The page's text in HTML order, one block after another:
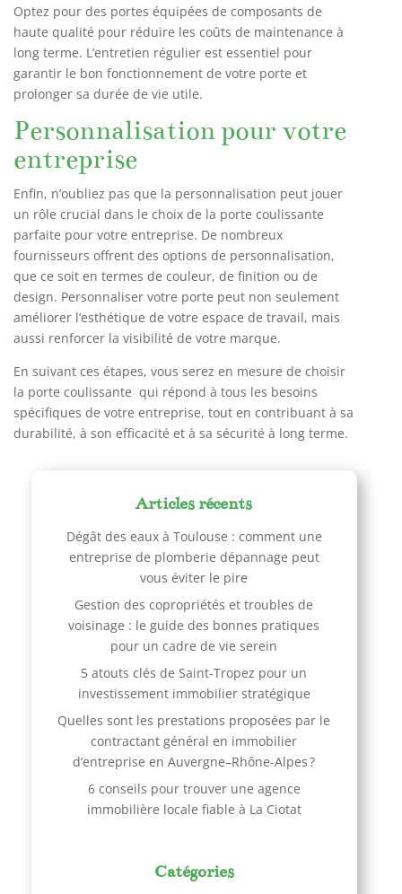
Optez pour des portes équipées de composants de
haute qualité pour réduire les coûts de maintenance à
long terme. L’entretien régulier est essentiel pour
garantir le bon fonctionnement de votre porte et
prolonger sa durée de vie utile.
Personnalisation pour votre
entreprise
Enfin, n’oubliez pas que la personnalisation peut jouer
un rôle crucial dans le choix de la porte coulissante
parfaite pour votre entreprise. De nombreux
fournisseurs offrent des options de personnalisation,
que ce soit en termes de couleur, de finition ou de
design. Personnaliser votre porte peut non seulement
améliorer l’esthétique de votre espace de travail, mais
aussi renforcer la visibilité de votre marque.
En suivant ces étapes, vous serez en mesure de choisir
la porte coulissante qui répond à tous les besoins
spécifiques de votre entreprise, tout en contribuant à sa
durabilité, à son efficacité et à sa sécurité à long terme.
Articles récents
Dégât des eaux à Toulouse : comment une
entreprise de plomberie dépannage peut
vous éviter le pire
Gestion des copropriétés et troubles de
voisinage : le guide des bonnes pratiques
pour un cadre de vie serein
5 atouts clés de Saint-Tropez pour un
investissement immobilier stratégique
Quelles sont les prestations proposées par le
contractant général en immobilier
d’entreprise en Auvergne–Rhône-Alpes ?
6 conseils pour trouver une agence
immobilière locale fiable à La Ciotat
Catégories